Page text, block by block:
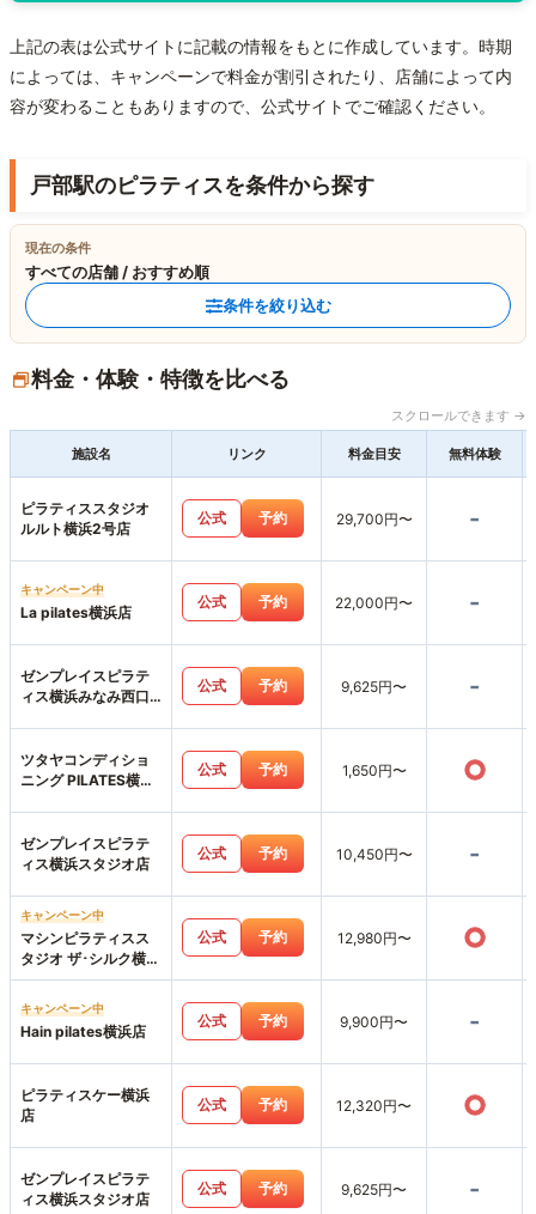
上記の表は公式サイトに記載の情報をもとに作成しています。時期
によっては、キャンペーンで料金が割引されたり、店舗によって内
容が変わることもありますので、公式サイトでご確認ください。
戸部駅のピラティスを条件から探す
現在の条件
すべての店舗 / おすすめ順
条件を絞り込む
料金・体験・特徴を比べる
スクロールできます →
施設名 リンク 料金目安 無料体験
ピラティススタジオ
ルルト横浜2号店
公式 予約 29,700円〜 -
キャンペーン中
La pilates横浜店
公式 予約 22,000円〜 -
ゼンプレイスピラテ
ィス横浜みなみ西口
公式 予約 9,625円〜 -
ツタヤコンディショ
ニング PILATES横浜
公式 予約 1,650円〜 ○
ゼンプレイスピラテ
ィス横浜スタジオ店
公式 予約 10,450円〜 -
キャンペーン中
マシンピラティスス
タジオ ザ･シルク横浜
店
公式 予約 12,980円〜 ○
キャンペーン中
Hain pilates横浜店
公式 予約 9,900円〜 -
ピラティスケー横浜
店
公式 予約 12,320円〜 ○
ゼンプレイスピラテ
ィス横浜スタジオ店
公式 予約 9,625円〜 -